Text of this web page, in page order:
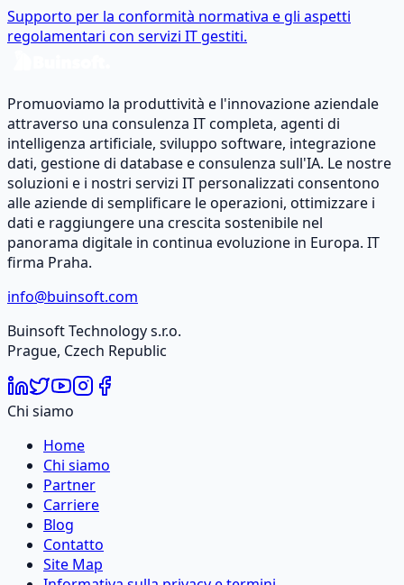
Supporto per la conformità normativa e gli aspetti
regolamentari con servizi IT gestiti.
Promuoviamo la produttività e l'innovazione aziendale
attraverso una consulenza IT completa, agenti di
intelligenza artificiale, sviluppo software, integrazione
dati, gestione di database e consulenza sull'IA. Le nostre
soluzioni e i nostri servizi IT personalizzati consentono
alle aziende di semplificare le operazioni, ottimizzare i
dati e raggiungere una crescita sostenibile nel
panorama digitale in continua evoluzione in Europa. IT
firma Praha.
info@buinsoft.com
Buinsoft Technology s.r.o.
Prague, Czech Republic
Chi siamo
Home
Chi siamo
Partner
Carriere
Blog
Contatto
Site Map